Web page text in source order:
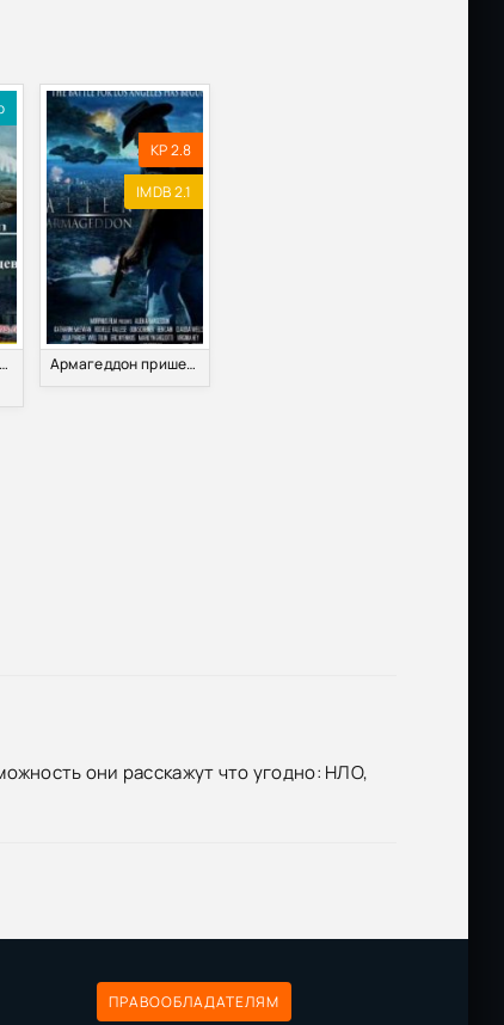
пришельцев (2011)
KP 2.8
IMDB 2.1
Армагеддон пришельцев (2011)
они расскажут что угодно: НЛО,
ПРАВООБЛАДАТЕЛЯМ